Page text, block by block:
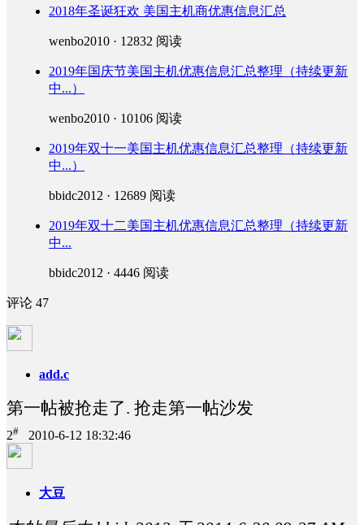
2018年圣诞狂欢 美国主机商优惠信息汇总
wenbo2010 · 12832 阅读
2019年国庆节美国主机优惠信息汇总整理（持续更新
中...）
wenbo2010 · 10106 阅读
2019年双十一美国主机优惠信息汇总整理（持续更新
中...）
bbidc2012 · 12689 阅读
2019年双十二美国主机优惠信息汇总整理（持续更新
中...
bbidc2012 · 4446 阅读
评论 47
add.c
第一帖被抢走了. 抢走第一帖沙发
2# 2010-6-12 18:32:46
大豆